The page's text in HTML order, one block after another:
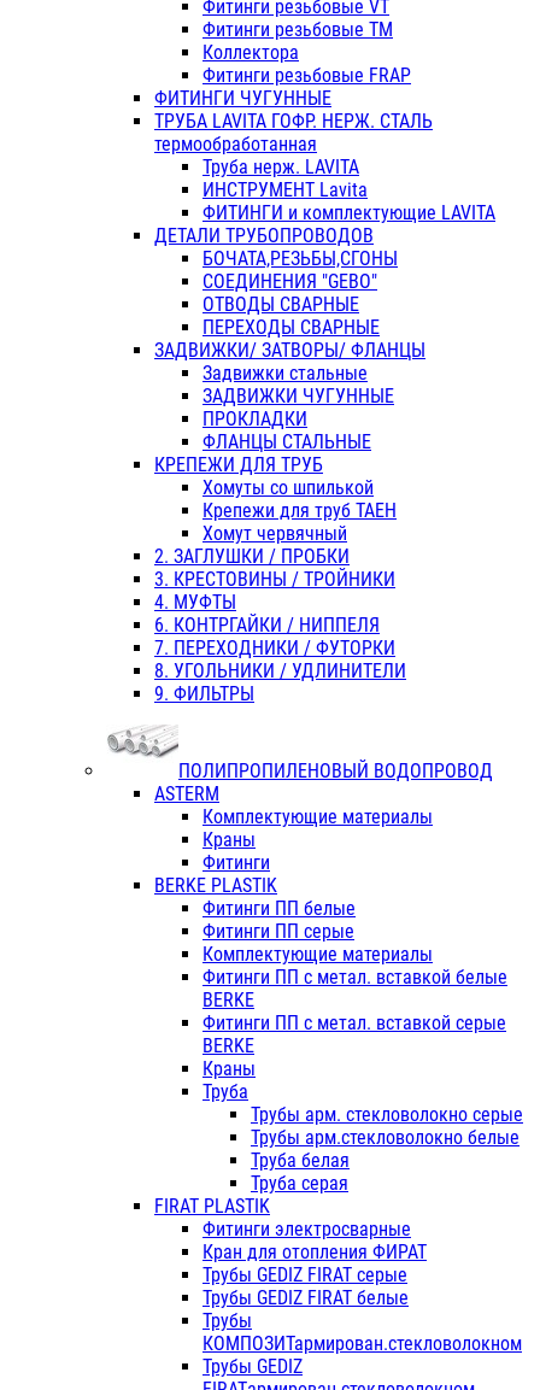
Фитинги резьбовые VT
Фитинги резьбовые ТМ
Коллектора
Фитинги резьбовые FRAP
ФИТИНГИ ЧУГУННЫЕ
ТРУБА LAVITA ГОФР. НЕРЖ. СТАЛЬ
термообработанная
Труба нерж. LAVITA
ИНСТРУМЕНТ Lavita
ФИТИНГИ и комплектующие LAVITA
ДЕТАЛИ ТРУБОПРОВОДОВ
БОЧАТА,РЕЗЬБЫ,СГОНЫ
СОЕДИНЕНИЯ "GEBO"
ОТВОДЫ СВАРНЫЕ
ПЕРЕХОДЫ СВАРНЫЕ
ЗАДВИЖКИ/ ЗАТВОРЫ/ ФЛАНЦЫ
Задвижки стальные
ЗАДВИЖКИ ЧУГУННЫЕ
ПРОКЛАДКИ
ФЛАНЦЫ СТАЛЬНЫЕ
КРЕПЕЖИ ДЛЯ ТРУБ
Хомуты со шпилькой
Крепежи для труб ТАЕН
Хомут червячный
2. ЗАГЛУШКИ / ПРОБКИ
3. КРЕСТОВИНЫ / ТРОЙНИКИ
4. МУФТЫ
6. КОНТРГАЙКИ / НИППЕЛЯ
7. ПЕРЕХОДНИКИ / ФУТОРКИ
8. УГОЛЬНИКИ / УДЛИНИТЕЛИ
9. ФИЛЬТРЫ
ПОЛИПРОПИЛЕНОВЫЙ ВОДОПРОВОД
ASTERM
Комплектующие материалы
Краны
Фитинги
BERKE PLASTIK
Фитинги ПП белые
Фитинги ПП серые
Комплектующие материалы
Фитинги ПП с метал. вставкой белые
BERKE
Фитинги ПП с метал. вставкой серые
BERKE
Краны
Труба
Трубы арм. стекловолокно серые
Трубы арм.стекловолокно белые
Труба белая
Труба серая
FIRAT PLASTIK
Фитинги электросварные
Кран для отопления ФИРАТ
Трубы GEDIZ FIRAT серые
Трубы GEDIZ FIRAT белые
Трубы
КОМПОЗИТармирован.стекловолокном
Трубы GEDIZ